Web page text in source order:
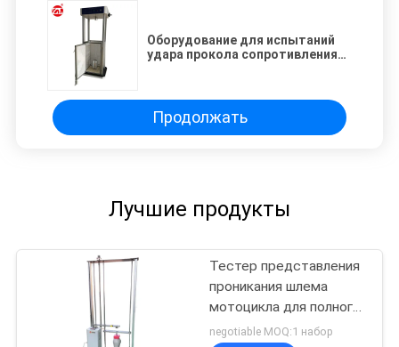
Оборудование для испытаний
удара прокола сопротивления
Продолжать
Лучшие продукты
Тестер представления
проникания шлема
мотоцикла для полного
или половинного шлема
negotiable MOQ:1 набор